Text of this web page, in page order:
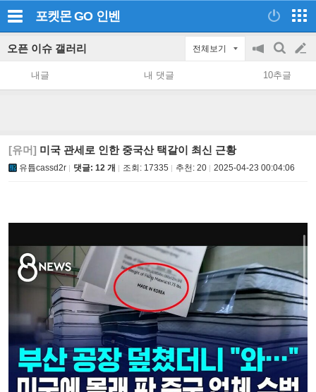
포켓몬 GO 인벤
오픈 이슈 갤러리 전체보기
공
지
on/off
검
색
글
쓰
내글 내 댓글 10추글
[유머] 미국 관세로 인한 중국산 택갈이 최신 근황
유튭cassd2r 댓글: 12 개 조회: 17335 추천: 20 2025-04-23 00:04:06